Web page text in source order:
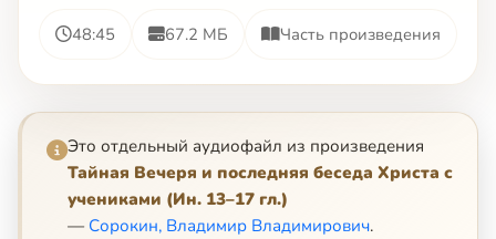
48:45 67.2 МБ Часть произведения
Это отдельный аудиофайл из произведения
Тайная Вечеря и последняя беседа Христа с
учениками (Ин. 13–17 гл.)
— Сорокин, Владимир Владимирович.